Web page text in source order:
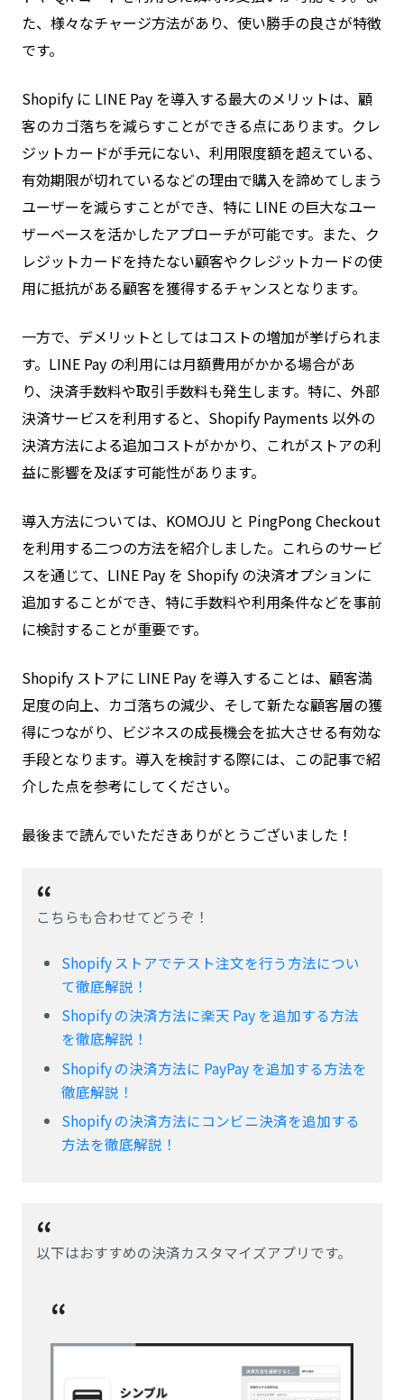
た、様々なチャージ方法があり、使い勝手の良さが特徴
です。
Shopify に LINE Pay を導入する最大のメリットは、顧
客のカゴ落ちを減らすことができる点にあります。クレ
ジットカードが手元にない、利用限度額を超えている、
有効期限が切れているなどの理由で購入を諦めてしまう
ユーザーを減らすことができ、特に LINE の巨大なユー
ザーベースを活かしたアプローチが可能です。また、ク
レジットカードを持たない顧客やクレジットカードの使
用に抵抗がある顧客を獲得するチャンスとなります。
一方で、デメリットとしてはコストの増加が挙げられま
す。LINE Pay の利用には月額費用がかかる場合があ
り、決済手数料や取引手数料も発生します。特に、外部
決済サービスを利用すると、Shopify Payments 以外の
決済方法による追加コストがかかり、これがストアの利
益に影響を及ぼす可能性があります。
導入方法については、KOMOJU と PingPong Checkout
を利用する二つの方法を紹介しました。これらのサービ
スを通じて、LINE Pay を Shopify の決済オプションに
追加することができ、特に手数料や利用条件などを事前
に検討することが重要です。
Shopify ストアに LINE Pay を導入することは、顧客満
足度の向上、カゴ落ちの減少、そして新たな顧客層の獲
得につながり、ビジネスの成長機会を拡大させる有効な
手段となります。導入を検討する際には、この記事で紹
介した点を参考にしてください。
最後まで読んでいただきありがとうございました！
こちらも合わせてどうぞ！
Shopify ストアでテスト注文を行う方法につい
て徹底解説！
Shopify の決済方法に楽天 Pay を追加する方法
を徹底解説！
Shopify の決済方法に PayPay を追加する方法を
徹底解説！
Shopify の決済方法にコンビニ決済を追加する
方法を徹底解説！
以下はおすすめの決済カスタマイズアプリです。